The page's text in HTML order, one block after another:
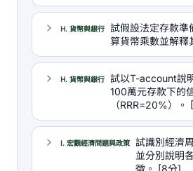
H. 貨幣與銀行
試假設法定存款準
算貨幣乘數並解
H. 貨幣與銀行
試以T-account說
100萬元存款下的
（RRR=20%）。
I. 宏觀經濟問題與政策
試識別經濟
並分別說明
徵。 [8分]